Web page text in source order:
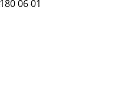
06 01